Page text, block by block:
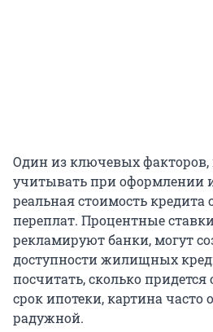
Один из ключевых
учитывать при оформлении
реальная стоимость кредита
переплат. Процентные
рекламируют банки, могут
доступности жилищных
посчитать, сколько придется
срок ипотеки, картина часто
радужной.